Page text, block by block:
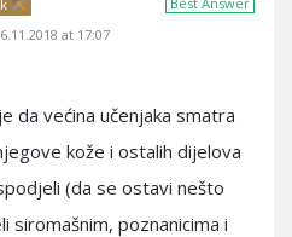
at 17:07
da većina učenjaka smatra
kože i ostalih dijelova
(da se ostavi nešto
siromašnim, poznanicima i